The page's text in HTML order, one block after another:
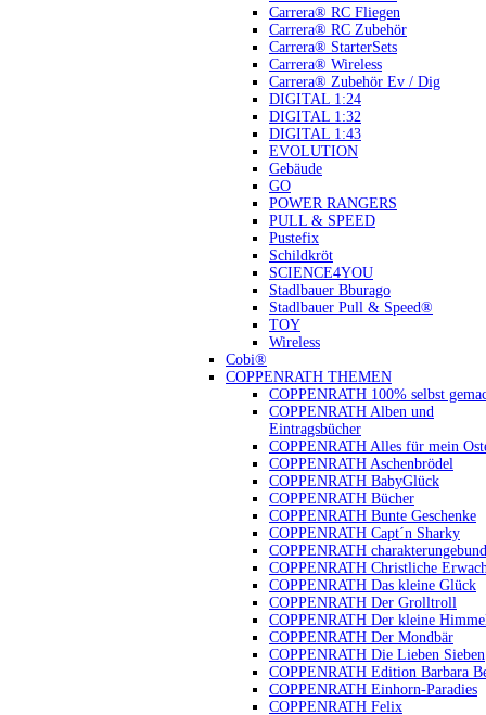
Carrera® RC Fliegen
Carrera® RC Zubehör
Carrera® StarterSets
Carrera® Wireless
Carrera® Zubehör Ev / Dig
DIGITAL 1:24
DIGITAL 1:32
DIGITAL 1:43
EVOLUTION
Gebäude
GO
POWER RANGERS
PULL & SPEED
Pustefix
Schildkröt
SCIENCE4YOU
Stadlbauer Bburago
Stadlbauer Pull & Speed®
TOY
Wireless
Cobi®
COPPENRATH THEMEN
COPPENRATH 100% selbst
COPPENRATH Alben und
Eintragsbücher
COPPENRATH Alles für mein
COPPENRATH Aschenbrödel
COPPENRATH BabyGlück
COPPENRATH Bücher
COPPENRATH Bunte Geschenke
COPPENRATH Capt´n Sharky
COPPENRATH
COPPENRATH Christliche
COPPENRATH Das kleine Glück
COPPENRATH Der Grolltroll
COPPENRATH Der kleine
COPPENRATH Der Mondbär
COPPENRATH Die Lieben Sieben
COPPENRATH Edition Barbara
COPPENRATH Einhorn-Paradies
COPPENRATH Felix